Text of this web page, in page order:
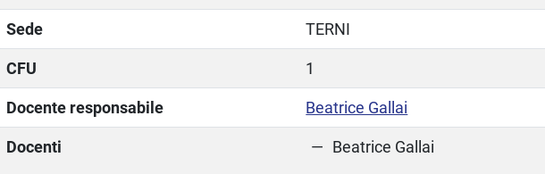
Sede TERNI
CFU 1
Docente responsabile Beatrice Gallai
Docenti Beatrice Gallai